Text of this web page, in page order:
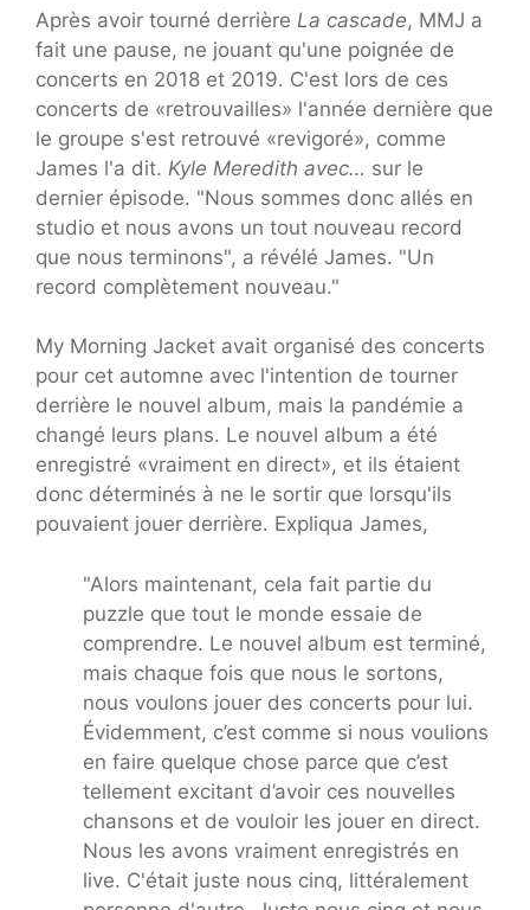
Après avoir tourné derrière La cascade, MMJ a
fait une pause, ne jouant qu'une poignée de
concerts en 2018 et 2019. C'est lors de ces
concerts de «retrouvailles» l'année dernière que
le groupe s'est retrouvé «revigoré», comme
James l'a dit. Kyle Meredith avec… sur le
dernier épisode. "Nous sommes donc allés en
studio et nous avons un tout nouveau record
que nous terminons", a révélé James. "Un
record complètement nouveau."
My Morning Jacket avait organisé des concerts
pour cet automne avec l'intention de tourner
derrière le nouvel album, mais la pandémie a
changé leurs plans. Le nouvel album a été
enregistré «vraiment en direct», et ils étaient
donc déterminés à ne le sortir que lorsqu'ils
pouvaient jouer derrière. Expliqua James,
"Alors maintenant, cela fait partie du
puzzle que tout le monde essaie de
comprendre. Le nouvel album est terminé,
mais chaque fois que nous le sortons,
nous voulons jouer des concerts pour lui.
Évidemment, c’est comme si nous voulions
en faire quelque chose parce que c’est
tellement excitant d’avoir ces nouvelles
chansons et de vouloir les jouer en direct.
Nous les avons vraiment enregistrés en
live. C'était juste nous cinq, littéralement